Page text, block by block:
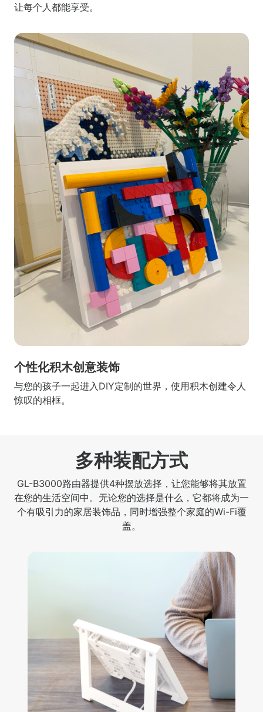
让每个人都能享受。
个性化积木创意装饰
与您的孩子一起进入DIY定制的世界，使用积木创建令人
惊叹的相框。
多种装配方式
GL-B3000路由器提供4种摆放选择，让您能够将其放置
在您的生活空间中。无论您的选择是什么，它都将成为一
个有吸引力的家居装饰品，同时增强整个家庭的Wi-Fi覆
盖。